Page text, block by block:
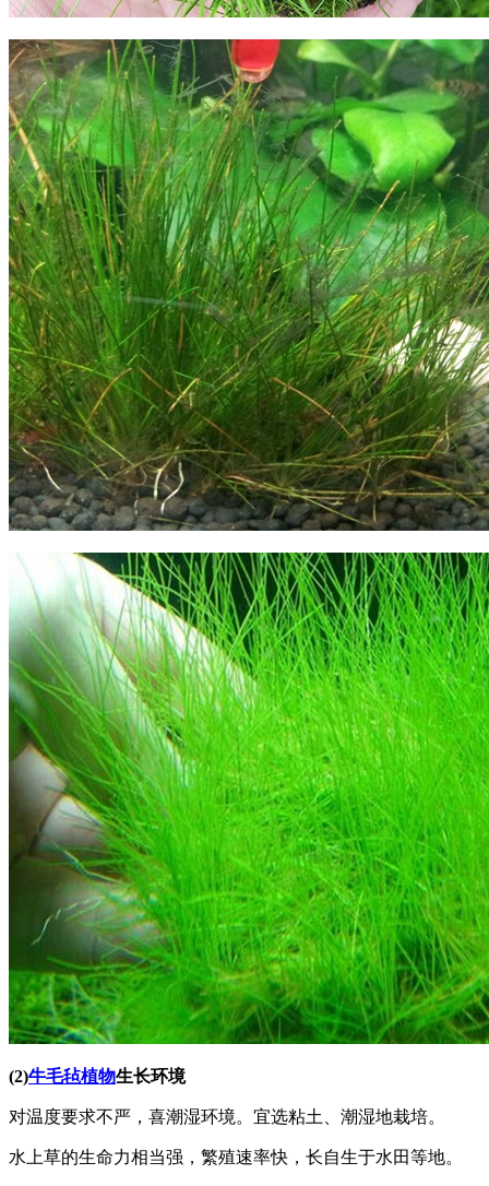
(2)牛毛毡植物生长环境
对温度要求不严，喜潮湿环境。宜选粘土、潮湿地栽培。
水上草的生命力相当强，繁殖速率快，长自生于水田等地。